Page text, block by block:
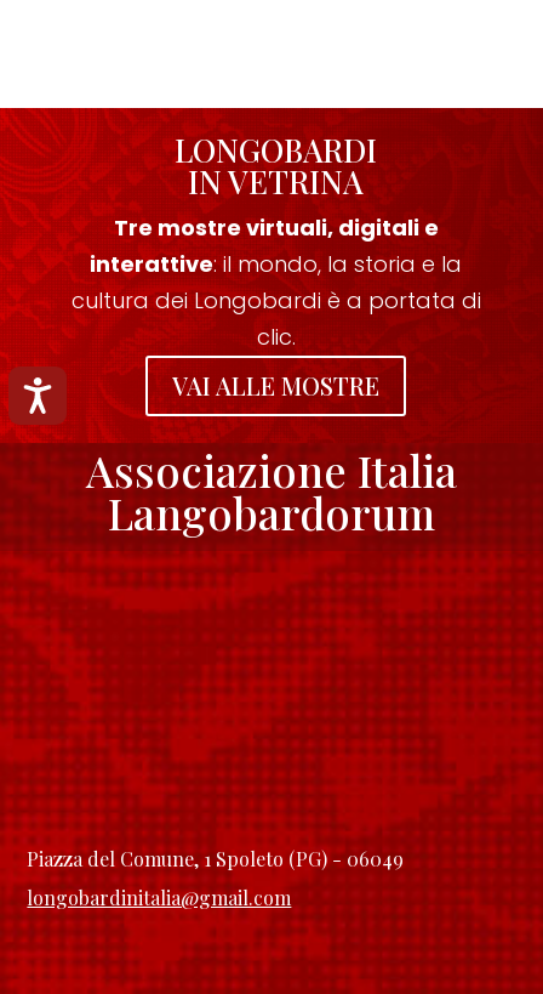
Accessibilità
LONGOBARDI
IN VETRINA
Tre mostre virtuali, digitali e
interattive: il mondo, la storia e la
cultura dei Longobardi è a portata di
clic.
VAI ALLE MOSTRE
Associazione Italia
Langobardorum
Piazza del Comune, 1 Spoleto (PG) - 06049
longobardinitalia@gmail.com